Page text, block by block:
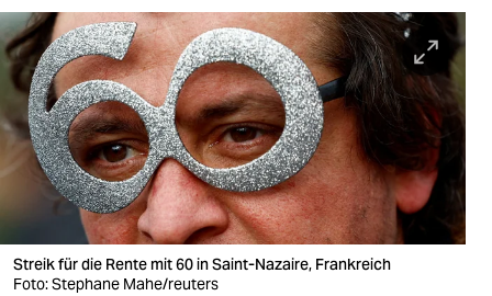
wahrheit
verlag
verlag
veranstaltungen
shop
fragen & hilfe
unterstützen
Streik für die Rente mit 60 in Saint-Nazaire, Frankreich
Foto: Stephane Mahe/reuters